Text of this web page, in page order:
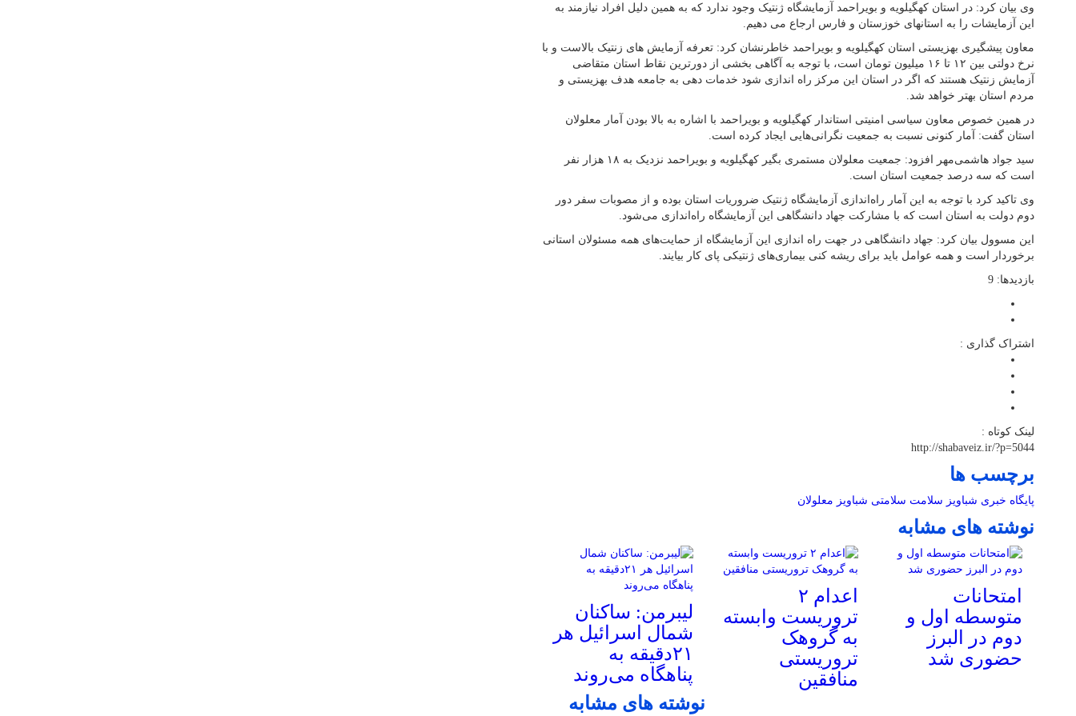
وی بیان کرد: در استان کهگیلویه و بویراحمد آزمایشگاه ژنتیک وجود ندارد که به همین دلیل افراد نیازمند به
این آزمایشات را به استانهای خوزستان و فارس ارجاع می دهیم.
معاون پیشگیری بهزیستی استان کهگیلویه و بویراحمد خاطرنشان کرد: تعرفه آزمایش های زنتیک بالاست و با
نرخ دولتی بین ۱۲ تا ۱۶ میلیون تومان است، با توجه به آگاهی بخشی از دورترین نقاط استان متقاضی
آزمایش زنتیک هستند که اگر در استان این مرکز راه اندازی شود خدمات دهی به جامعه هدف بهزیستی و
مردم استان بهتر خواهد شد.
در همین خصوص معاون سیاسی امنیتی استاندار کهگیلویه و بویراحمد با اشاره به بالا بودن آمار معلولان
استان گفت: آمار کنونی نسبت به جمعیت نگرانی‌هایی ایجاد کرده است.
سید جواد هاشمی‌مهر افزود: جمعیت معلولان مستمری بگیر کهگیلویه و بویراحمد نزدیک به ۱۸ هزار نفر
است که سه درصد جمعیت استان است.
وی تاکید کرد با توجه به این آمار راه‌اندازی آزمایشگاه ژنتیک ضروریات استان بوده و از مصوبات سفر دور
دوم دولت به استان است که با مشارکت جهاد دانشگاهی این آزمایشگاه راه‌اندازی می‌شود.
این مسوول بیان کرد: جهاد دانشگاهی در جهت راه اندازی این آزمایشگاه از حمایت‌های همه مسئولان استانی
برخوردار است و همه عوامل باید برای ریشه کنی بیماری‌های ژنتیکی پای کار بیایند.
بازدیدها: 9
اشتراک گذاری :
لینک کوتاه :
http://shabaveiz.ir/?p=5044
برچسب ها
پایگاه خبری شباویز سلامت سلامتی شباویز معلولان
نوشته های مشابه
امتحانات
متوسطه اول و
دوم در البرز
حضوری شد
اعدام ۲
تروریست وابسته
به گروهک
تروریستی
منافقین
لیبرمن: ساکنان
شمال اسرائیل هر
۲۱دقیقه به
پناهگاه می‌روند
نوشته های مشابه